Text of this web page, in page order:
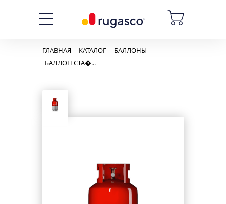
ГЛАВНАЯ КАТАЛОГ
БАЛЛОНЫ
БАЛЛОН СТА�...